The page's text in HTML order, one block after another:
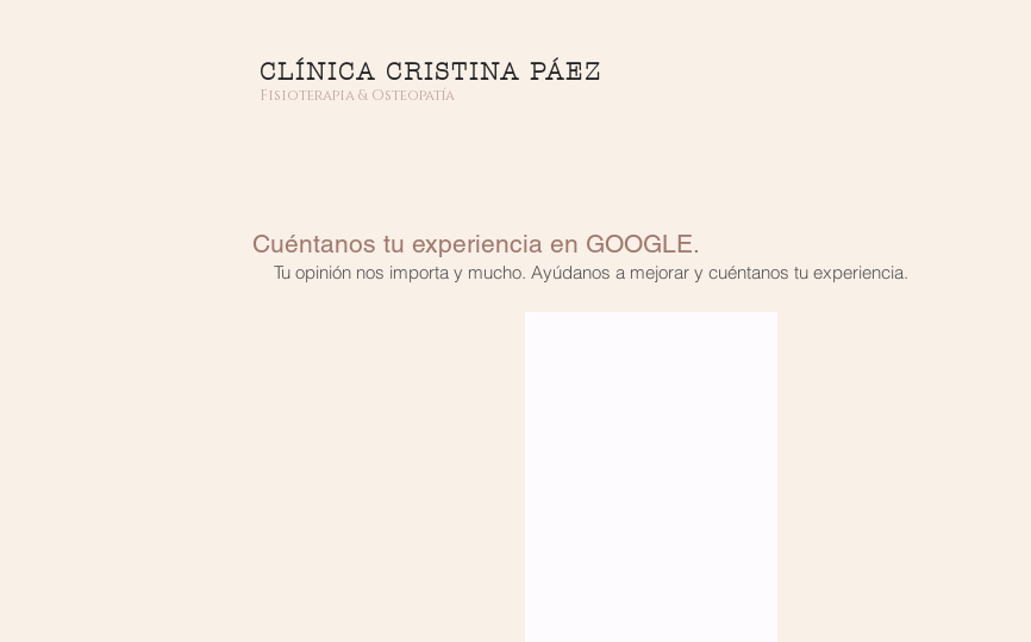
CLÍNICA CRISTINA PÁEZ
Fisioterapia & Osteopatía
Cuéntanos tu experiencia en GOOGLE.
Tu opinión nos importa y mucho. Ayúdanos a mejorar y cuéntanos tu experiencia.